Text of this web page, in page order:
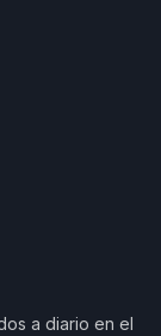
a diario en el